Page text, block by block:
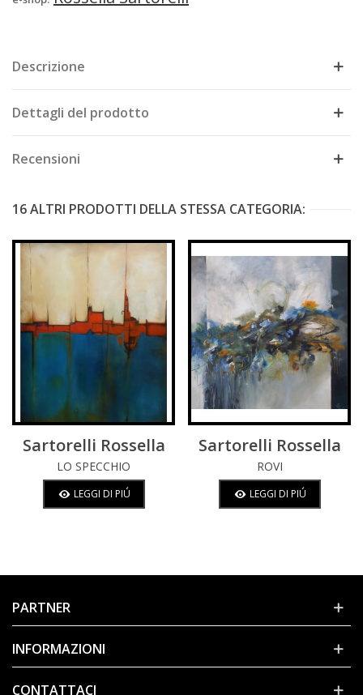
Descrizione
Dettagli del prodotto
Recensioni
16 ALTRI PRODOTTI DELLA STESSA CATEGORIA:
Sartorelli Rossella
LO SPECCHIO
LEGGI DI PIÚ
Sartorelli Rossella
ROVI
LEGGI DI PIÚ
PARTNER
INFORMAZIONI
CONTATTACI